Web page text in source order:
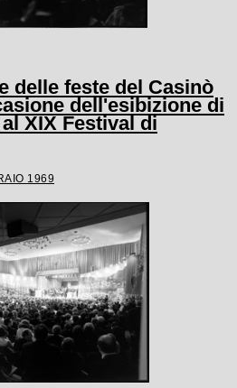
delle feste del Casinò
dell'esibizione di
XIX Festival di
1969